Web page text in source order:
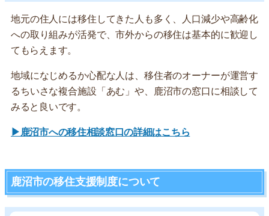
地元の住人には移住してきた人も多く、人口減少や高齢化
への取り組みが活発で、市外からの移住は基本的に歓迎し
てもらえます。
地域になじめるか心配な人は、移住者のオーナーが運営す
るちいさな複合施設「あむ」や、鹿沼市の窓口に相談して
みると良いです。
▶鹿沼市への移住相談窓口の詳細はこちら
鹿沼市の移住支援制度について